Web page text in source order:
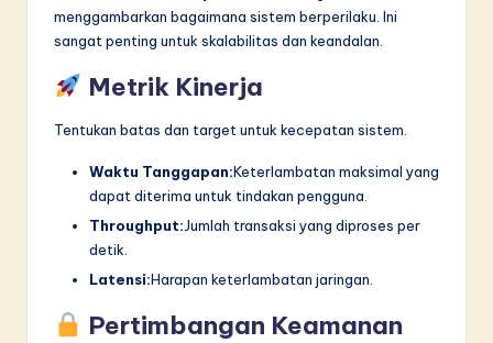
menggambarkan bagaimana sistem berperilaku. Ini
sangat penting untuk skalabilitas dan keandalan.
Metrik Kinerja
Tentukan batas dan target untuk kecepatan sistem.
Waktu Tanggapan:Keterlambatan maksimal yang
dapat diterima untuk tindakan pengguna.
Throughput:Jumlah transaksi yang diproses per
detik.
Latensi:Harapan keterlambatan jaringan.
Pertimbangan Keamanan